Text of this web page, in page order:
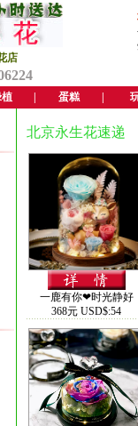
店
蛋糕
北京永生花速递
一鹿有你❤时光静好
368元 USD$:54